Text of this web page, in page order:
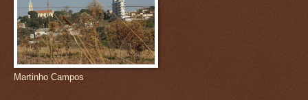
Martinho Campos